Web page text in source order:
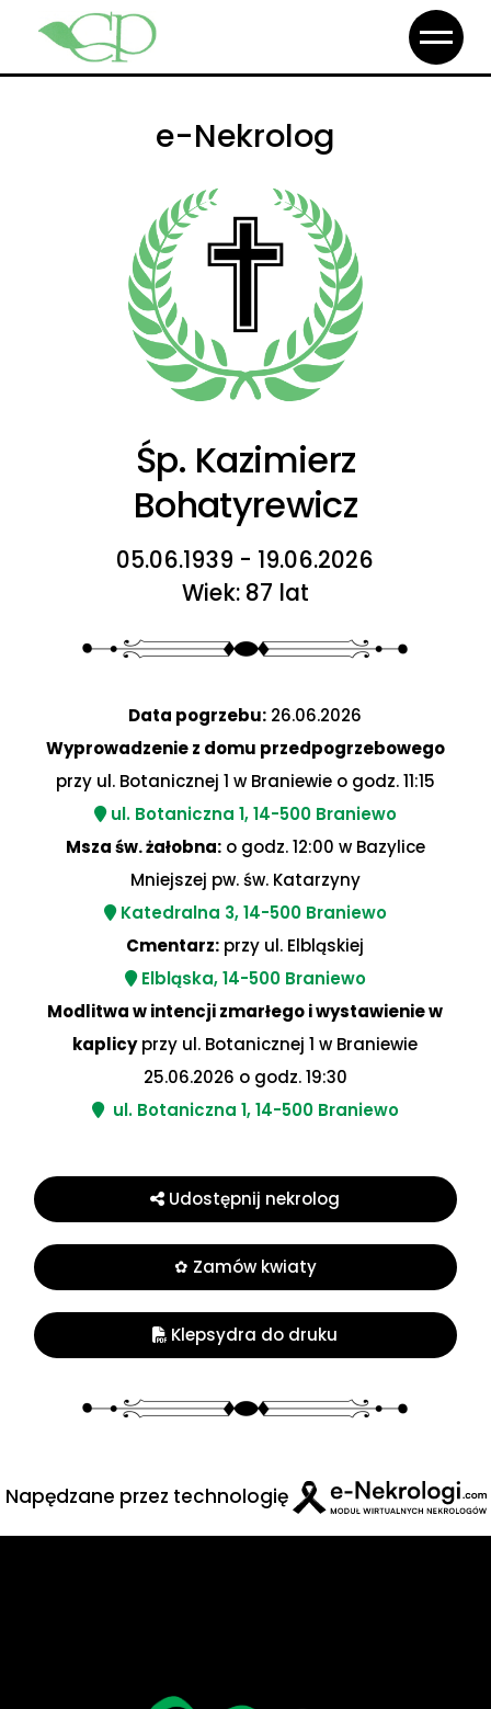
e-Nekrolog
Śp. Kazimierz
Bohatyrewicz
05.06.1939 - 19.06.2026
Wiek: 87 lat
Data pogrzebu: 26.06.2026
Wyprowadzenie z domu przedpogrzebowego
przy ul. Botanicznej 1 w Braniewie o godz. 11:15
ul. Botaniczna 1, 14-500 Braniewo
Msza św. żałobna:o godz. 12:00 w Bazylice
Mniejszej pw. św. Katarzyny
Katedralna 3, 14-500 Braniewo
Cmentarz: przy ul. Elbląskiej
Elbląska, 14-500 Braniewo
Modlitwa w intencji zmarłego i wystawienie w
kaplicyprzy ul. Botanicznej 1 w Braniewie
25.06.2026 o godz. 19:30
ul. Botaniczna 1, 14-500 Braniewo
Udostępnij nekrolog
✿ Zamów kwiaty
Klepsydra do druku
Napędzane przez technologię